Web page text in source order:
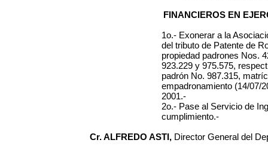
FINANCIEROS EN
1o.- Exonerar a la
del tributo de Patente de
propiedad padrones Nos.
923.229 y 975.575,
padrón No. 987.315,
empadronamiento (14/07/
2001.-
2o.- Pase al Servicio de
cumplimiento.-
Cr. ALFREDO ASTI, Director General del